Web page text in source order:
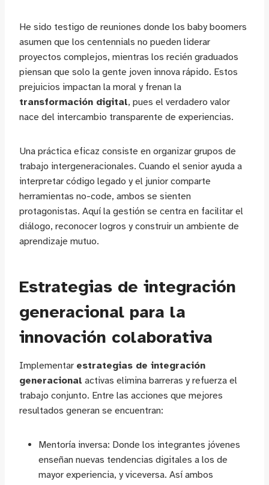
He sido testigo de reuniones donde los baby boomers
asumen que los centennials no pueden liderar
proyectos complejos, mientras los recién graduados
piensan que solo la gente joven innova rápido. Estos
prejuicios impactan la moral y frenan la
transformación digital, pues el verdadero valor
nace del intercambio transparente de experiencias.
Una práctica eficaz consiste en organizar grupos de
trabajo intergeneracionales. Cuando el senior ayuda a
interpretar código legado y el junior comparte
herramientas no-code, ambos se sienten
protagonistas. Aquí la gestión se centra en facilitar el
diálogo, reconocer logros y construir un ambiente de
aprendizaje mutuo.
Estrategias de integración
generacional para la
innovación colaborativa
Implementar estrategias de integración
generacional activas elimina barreras y refuerza el
trabajo conjunto. Entre las acciones que mejores
resultados generan se encuentran:
Mentoría inversa: Donde los integrantes jóvenes
enseñan nuevas tendencias digitales a los de
mayor experiencia, y viceversa. Así ambos